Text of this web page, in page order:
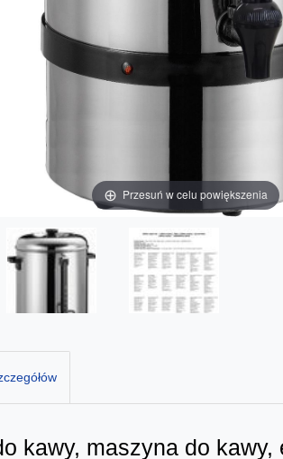
Przesuń w celu powiększenia
kawy, maszyna do